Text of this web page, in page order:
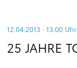
12.04.2013 · 13:00 Uhr
25 JAHRE